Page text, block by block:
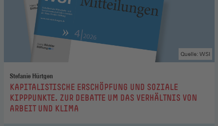
Stefanie Hürtgen
:KAPITALISTISCHE ERSCHÖPFUNG UND SOZIALE
KIPPPUNKTE. ZUR DEBATTE UM DAS VERHÄLTNIS VON
ARBEIT UND KLIMA
Quelle: WSI